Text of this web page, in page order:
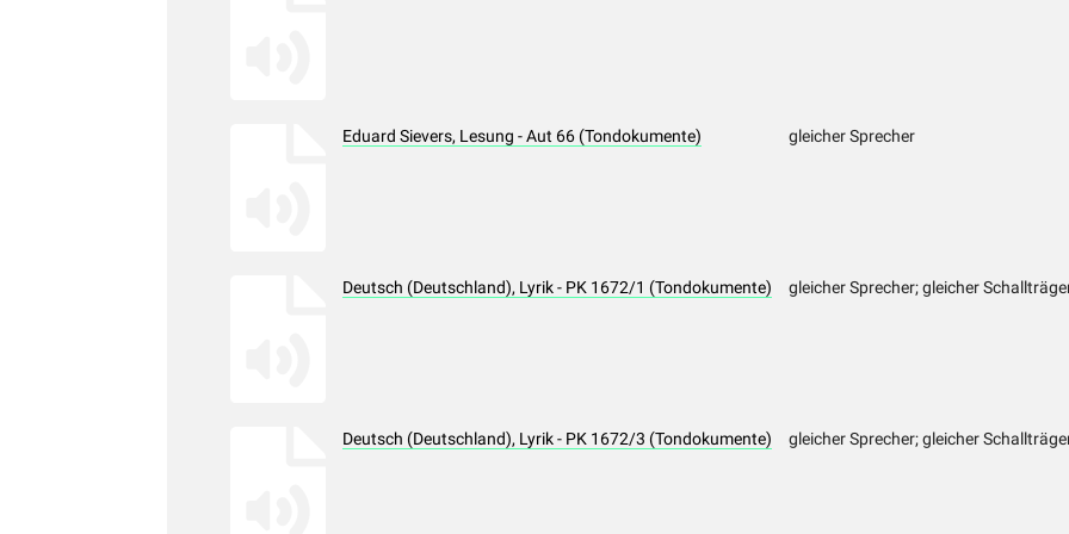
Eduard Sievers, Lesung - Aut 66 (Tondokumente) gleicher Sprecher
Deutsch (Deutschland), Lyrik - PK 1672/1 (Tondokumente) gleicher Sprecher; gleicher
Deutsch (Deutschland), Lyrik - PK 1672/3 (Tondokumente) gleicher Sprecher; gleicher